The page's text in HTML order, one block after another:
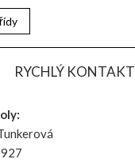
RYCHLÝ KONTAKT